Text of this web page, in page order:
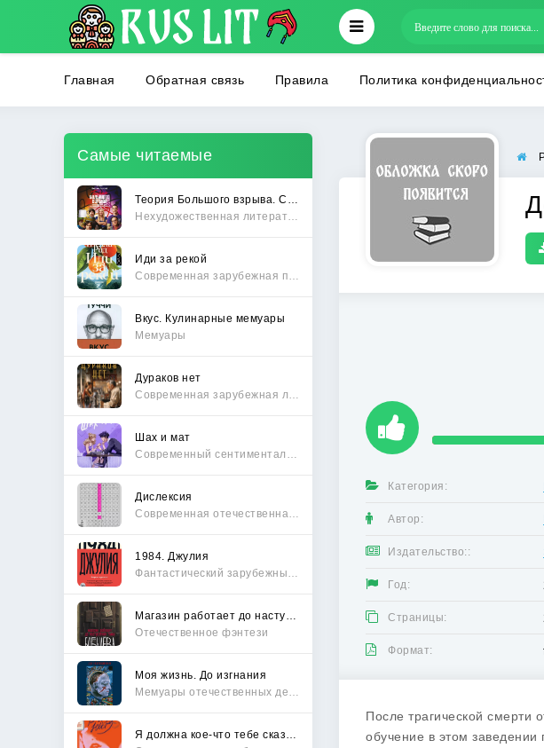
Главная Обратная связь Правила Политика
Самые читаемые
Иди за рекой
Вкус. Кулинарные мемуары
Мемуары
Дураков нет
Шах и мат
Дислексия
1984. Джулия
Отечественное фэнтези
Моя жизнь. До изгнания
Категория:
Автор:
Издательство::
Год:
Страницы:
Формат:
После трагической смерти
обучение в этом